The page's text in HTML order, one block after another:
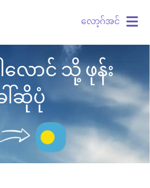
လော့ဂ်အင်
ောင် သို့ ဖုန်း
ါ်ဆိုပုံ